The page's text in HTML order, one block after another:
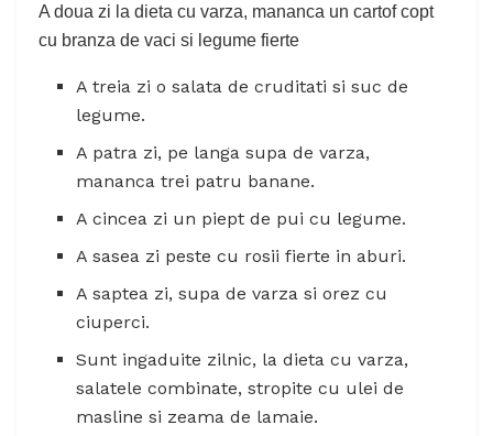
A doua zi la dieta cu varza, mananca un cartof copt
cu branza de vaci si legume fierte
A treia zi o salata de cruditati si suc de
legume.
A patra zi, pe langa supa de varza,
mananca trei patru banane.
A cincea zi un piept de pui cu legume.
A sasea zi peste cu rosii fierte in aburi.
A saptea zi, supa de varza si orez cu
ciuperci.
Sunt ingaduite zilnic, la dieta cu varza,
salatele combinate, stropite cu ulei de
masline si zeama de lamaie.